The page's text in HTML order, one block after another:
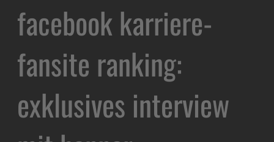
facebook karriere-
fansite ranking:
exklusives interview